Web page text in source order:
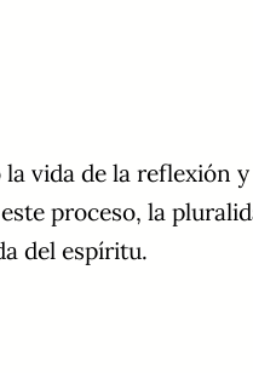
vida de la
proceso, la
del espíritu.